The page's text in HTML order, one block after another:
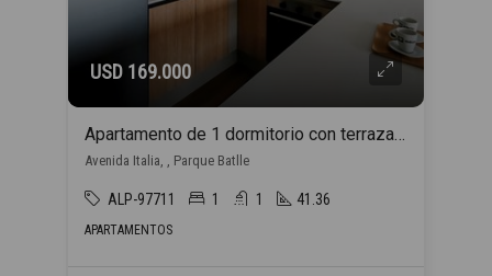
USD 169.000
Apartamento de 1 dormitorio con terraza y COCHERA INCLUIDA en Parque Batlle!
Avenida Italia, , Parque Batlle
ALP-97711 1 1 41.36
APARTAMENTOS